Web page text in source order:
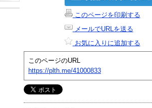
このページを印刷する
メールでURLを送る
お気に入りに追加する
このページのURL
https://plth.me/41000833